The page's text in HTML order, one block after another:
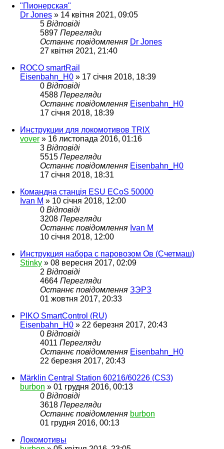
"Пионерская"
Dr Jones » 14 квітня 2021, 09:05
5 Відповіді
5897 Перегляди
Останнє повідомлення Dr Jones
27 квітня 2021, 21:40
ROCO smartRail
Eisenbahn_H0 » 17 січня 2018, 18:39
0 Відповіді
4588 Перегляди
Останнє повідомлення Eisenbahn_H0
17 січня 2018, 18:39
Инструкции для локомотивов TRIX
vover » 16 листопада 2016, 01:16
3 Відповіді
5515 Перегляди
Останнє повідомлення Eisenbahn_H0
17 січня 2018, 18:31
Командна станція ESU ECoS 50000
Ivan M » 10 січня 2018, 12:00
0 Відповіді
3208 Перегляди
Останнє повідомлення Ivan M
10 січня 2018, 12:00
Инструкция набора с паровозом Ов (Счетмаш)
Stinky » 08 вересня 2017, 02:09
2 Відповіді
4664 Перегляди
Останнє повідомлення ЗЭРЗ
01 жовтня 2017, 20:33
PIKO SmartControl (RU)
Eisenbahn_H0 » 22 березня 2017, 20:43
0 Відповіді
4011 Перегляди
Останнє повідомлення Eisenbahn_H0
22 березня 2017, 20:43
Märklin Central Station 60216/60226 (CS3)
burbon » 01 грудня 2016, 00:13
0 Відповіді
3618 Перегляди
Останнє повідомлення burbon
01 грудня 2016, 00:13
Локомотивы